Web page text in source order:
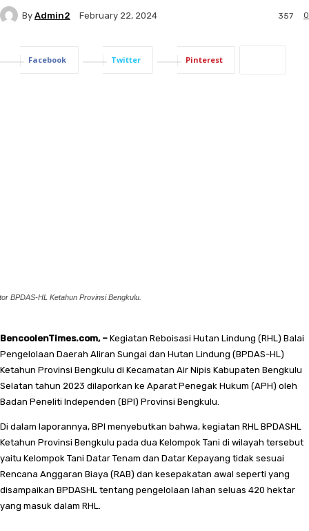
By Admin2 February 22, 2024 0
357
Facebook Twitter Pinterest
BPDAS-HL Ketahun Provinsi Bengkulu.
BencoolenTimes.com, – Kegiatan Reboisasi Hutan Lindung (RHL) Balai
Pengelolaan Daerah Aliran Sungai dan Hutan Lindung (BPDAS-HL)
Ketahun Provinsi Bengkulu di Kecamatan Air Nipis Kabupaten Bengkulu
Selatan tahun 2023 dilaporkan ke Aparat Penegak Hukum (APH) oleh
Badan Peneliti Independen (BPI) Provinsi Bengkulu.
Di dalam laporannya, BPI menyebutkan bahwa, kegiatan RHL BPDASHL
Ketahun Provinsi Bengkulu pada dua Kelompok Tani di wilayah tersebut
yaitu Kelompok Tani Datar Tenam dan Datar Kepayang tidak sesuai
Rencana Anggaran Biaya (RAB) dan kesepakatan awal seperti yang
disampaikan BPDASHL tentang pengelolaan lahan seluas 420 hektar
yang masuk dalam RHL.